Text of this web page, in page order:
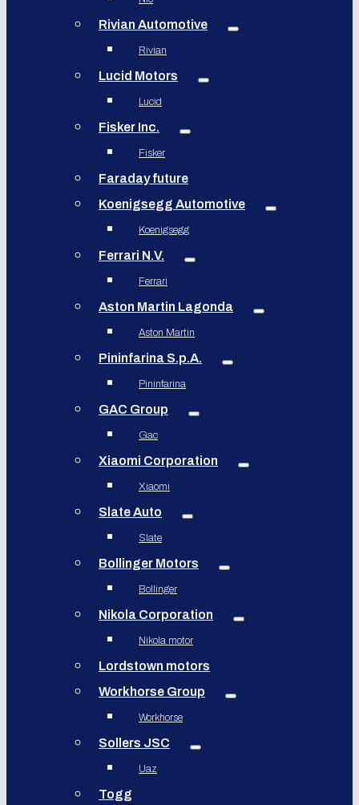
Rivian Automotive
Rivian
Lucid Motors
Lucid
Fisker Inc.
Fisker
Faraday future
Koenigsegg Automotive
Koenigsegg
Ferrari N.V.
Ferrari
Aston Martin Lagonda
Aston Martin
Pininfarina S.p.A.
Pininfarina
GAC Group
Gac
Xiaomi Corporation
Xiaomi
Slate Auto
Slate
Bollinger Motors
Bollinger
Nikola Corporation
Nikola motor
Lordstown motors
Workhorse Group
Workhorse
Sollers JSC
Uaz
Togg